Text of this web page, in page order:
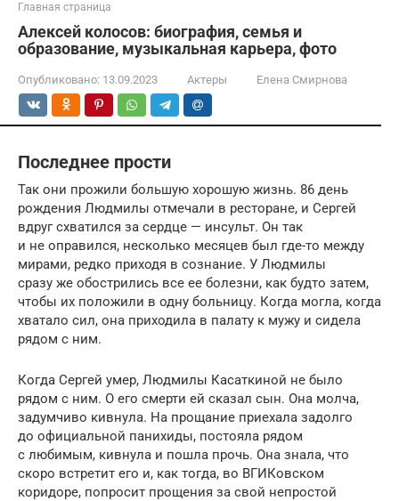
Главная страница
Алексей колосов: биография, семья и
образование, музыкальная карьера, фото
Опубликовано: 13.09.2023 Актеры Елена Смирнова
Последнее прости
Так они прожили большую хорошую жизнь. 86 день
рождения Людмилы отмечали в ресторане, и Сергей
вдруг схватился за сердце — инсульт. Он так
и не оправился, несколько месяцев был где-то между
мирами, редко приходя в сознание. У Людмилы
сразу же обострились все ее болезни, как будто затем,
чтобы их положили в одну больницу. Когда могла, когда
хватало сил, она приходила в палату к мужу и сидела
рядом с ним.
Когда Сергей умер, Людмилы Касаткиной не было
рядом с ним. О его смерти ей сказал сын. Она молча,
задумчиво кивнула. На прощание приехала задолго
до официальной панихиды, постояла рядом
с любимым, кивнула и пошла прочь. Она знала, что
скоро встретит его и, как тогда, во ВГИКовском
коридоре, попросит прощения за свой непростой